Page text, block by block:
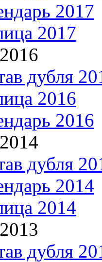
2017
2017
дубля
2016
2016
дубля
2014
2014
дубля